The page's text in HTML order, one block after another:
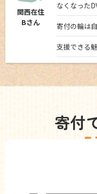
関西在住
Bさん
なくなった
寄付の輪は
支援できる
寄付